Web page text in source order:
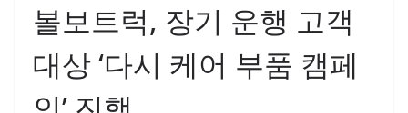
볼보트럭, 장기 운행 고객
대상 ‘다시 케어 부품 캠페